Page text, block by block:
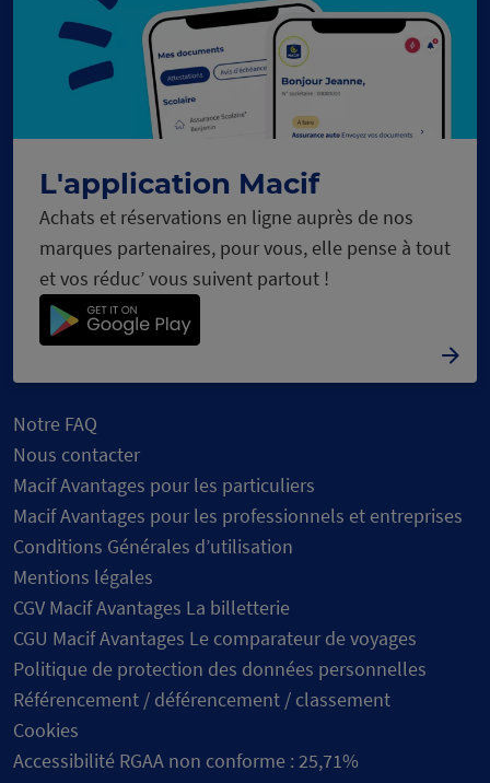
L'application Macif
Achats et réservations en ligne auprès de nos
marques partenaires, pour vous, elle pense à tout
et vos réduc’ vous suivent partout !
Notre FAQ
Nous contacter
Macif Avantages pour les particuliers
Macif Avantages pour les professionnels et entreprises
Conditions Générales d’utilisation
Mentions légales
CGV Macif Avantages La billetterie
CGU Macif Avantages Le comparateur de voyages
Politique de protection des données personnelles
Référencement / déférencement / classement
Cookies
Accessibilité RGAA non conforme : 25,71%